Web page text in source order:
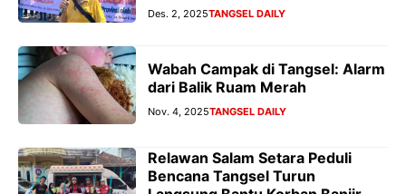
Des. 2, 2025TANGSEL DAILY
Wabah Campak di Tangsel: Alarm
dari Balik Ruam Merah
Nov. 4, 2025TANGSEL DAILY
Relawan Salam Setara Peduli
Bencana Tangsel Turun